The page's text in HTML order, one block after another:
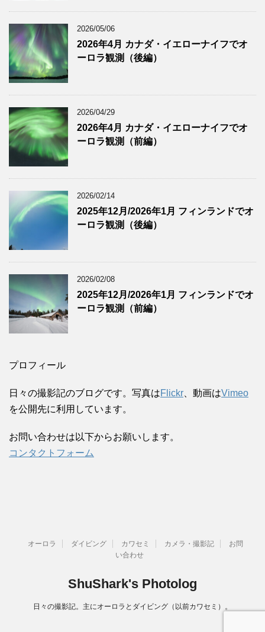
2026/05/06
2026年4月 カナダ・イエローナイフでオ
ーロラ観測（後編）
2026/04/29
2026年4月 カナダ・イエローナイフでオ
ーロラ観測（前編）
2026/02/14
2025年12月/2026年1月 フィンランドでオ
ーロラ観測（後編）
2026/02/08
2025年12月/2026年1月 フィンランドでオ
ーロラ観測（前編）
プロフィール
日々の撮影記のブログです。写真はFlickr 、動画はVimeo
を公開先に利用しています。
お問い合わせは以下からお願いします。
コンタクトフォーム
オーロラ ダイビング カワセミ カメラ・撮影記
お問
い合わせ
ShuShark's Photolog
日々の撮影記。主にオーロラとダイビング（以前カワセミ）。